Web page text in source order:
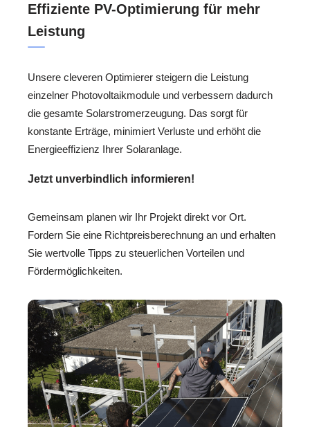
Effiziente PV-Optimierung für mehr
Leistung
Unsere cleveren Optimierer steigern die Leistung
einzelner Photovoltaikmodule und verbessern dadurch
die gesamte Solarstromerzeugung. Das sorgt für
konstante Erträge, minimiert Verluste und erhöht die
Energieeffizienz Ihrer Solaranlage.
Jetzt unverbindlich informieren!
Gemeinsam planen wir Ihr Projekt direkt vor Ort.
Fordern Sie eine Richtpreisberechnung an und erhalten
Sie wertvolle Tipps zu steuerlichen Vorteilen und
Fördermöglichkeiten.